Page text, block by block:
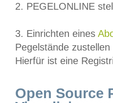
2. PEGELONLINE
3. Einrichten eines
Pegelstände
Hierfür ist eine
Open Source